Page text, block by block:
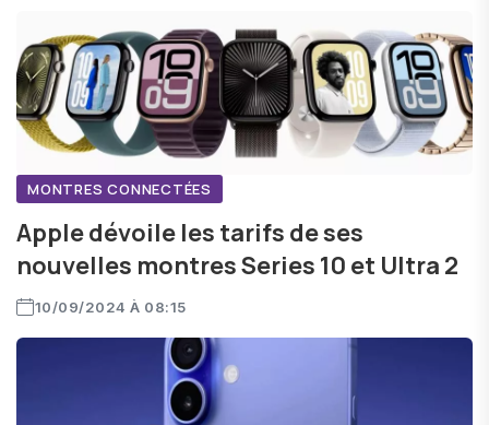
MONTRES CONNECTÉES
Apple dévoile les tarifs de ses
nouvelles montres Series 10 et Ultra 2
10/09/2024 À 08:15